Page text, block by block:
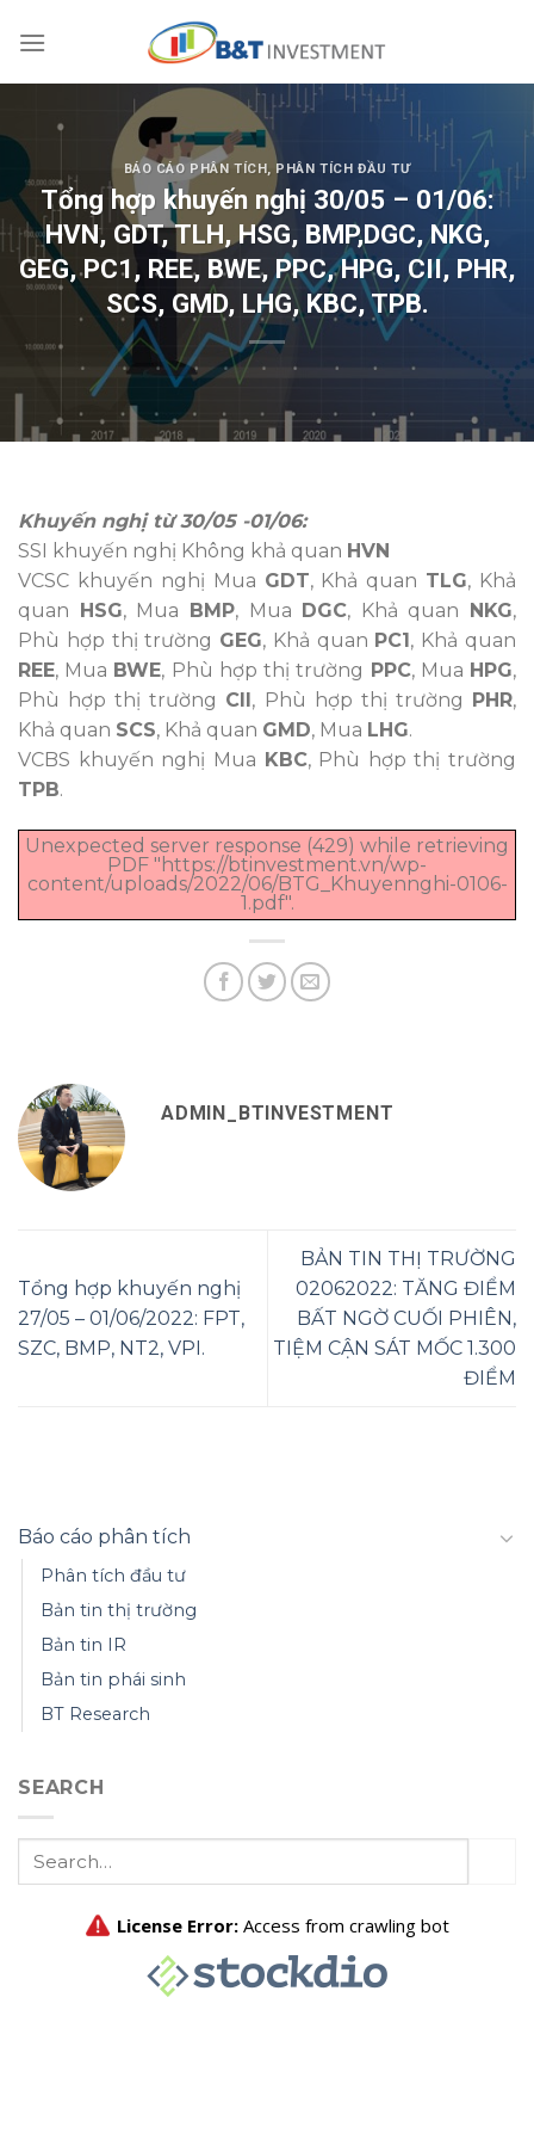
BÁO CÁO PHÂN TÍCH , PHÂN TÍCH ĐẦU TƯ
Tổng hợp khuyến nghị 30/05 – 01/06:
HVN, GDT, TLH, HSG, BMP,DGC, NKG,
GEG, PC1, REE, BWE, PPC, HPG, CII, PHR,
SCS, GMD, LHG, KBC, TPB.
Khuyến nghị từ 30/05 -01/06:
SSI khuyến nghị Không khả quan HVN
VCSC khuyến nghị Mua GDT, Khả quan TLG, Khả
quan HSG, Mua BMP, Mua DGC, Khả quan NKG,
Phù hợp thị trường GEG, Khả quan PC1, Khả quan
REE, Mua BWE, Phù hợp thị trường PPC, Mua HPG,
Phù hợp thị trường CII, Phù hợp thị trường PHR,
Khả quan SCS, Khả quan GMD, Mua LHG.
VCBS khuyến nghị Mua KBC, Phù hợp thị trường
TPB.
Unexpected server response (429) while retrieving
PDF "https://btinvestment.vn/wp-
content/uploads/2022/06/BTG_Khuyennghi-0106-
1.pdf".
ADMIN_BTINVESTMENT
Tổng hợp khuyến nghị
27/05 – 01/06/2022: FPT,
SZC, BMP, NT2, VPI.
BẢN TIN THỊ TRƯỜNG
02062022: TĂNG ĐIỂM
BẤT NGỜ CUỐI PHIÊN,
TIỆM CẬN SÁT MỐC 1.300
ĐIỂM
Báo cáo phân tích
Phân tích đầu tư
Bản tin thị trường
Bản tin IR
Bản tin phái sinh
BT Research
SEARCH